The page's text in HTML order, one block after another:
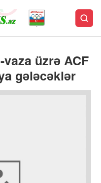
üzrə ACF
gələcəklər